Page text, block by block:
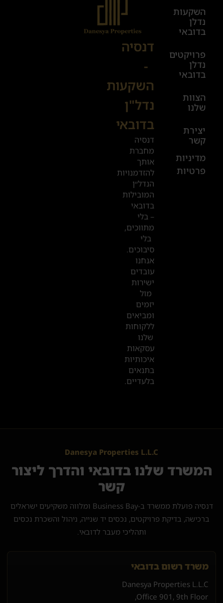
השקעות
נדלן
בדובאי
פרויקטים
נדלן
בדובאי
הצוות
שלנו
יצירת
קשר
מדיניות
פרטיות
א׳-ה׳
08:00-
00:00
יום ו׳
08:00-
17:00
+972
52
601
2019
המשרדים
שלנו
בדובאי
דנסיה
-
השקעות
נדל"ן
בדובאי
דנסיה
מחברת
אותך
להזדמנויות
הנדל״ן
המובילות
בדובאי
– בלי
מתווכים,
בלי
סיבוכים.
אנחנו
עובדים
ישירות
מול
יזמים
ומביאים
ללקוחות
שלנו
עסקאות
איכותיות
בתנאים
בלעדיים.
Danesya Properties L.L.C
המשרד שלנו בדובאי והדרך ליצור
קשר
דנסיה פועלת ממשרד ב-Business Bay ומלווה משקיעים ישראלים
ברכישה, בדיקת פרויקטים, נכסים יד שנייה, ניהול והשכרת נכסים
ותהליכי מעבר לדובאי.
משרד רשום בדובאי
Danesya Properties L.L.C
Office 901, 9th Floor,